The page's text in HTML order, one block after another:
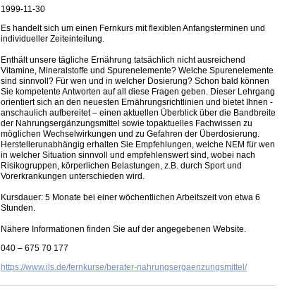
1999-11-30
Es handelt sich um einen Fernkurs mit flexiblen Anfangsterminen und
individueller Zeiteinteilung.
Enthält unsere tägliche Ernährung tatsächlich nicht ausreichend
Vitamine, Mineralstoffe und Spurenelemente? Welche Spurenelemente
sind sinnvoll? Für wen und in welcher Dosierung? Schon bald können
Sie kompetente Antworten auf all diese Fragen geben. Dieser Lehrgang
orientiert sich an den neuesten Ernährungsrichtlinien und bietet Ihnen -
anschaulich aufbereitet – einen aktuellen Überblick über die Bandbreite
der Nahrungsergänzungsmittel sowie topaktuelles Fachwissen zu
möglichen Wechselwirkungen und zu Gefahren der Überdosierung.
Herstellerunabhängig erhalten Sie Empfehlungen, welche NEM für wen
in welcher Situation sinnvoll und empfehlenswert sind, wobei nach
Risikogruppen, körperlichen Belastungen, z.B. durch Sport und
Vorerkrankungen unterschieden wird.
Kursdauer: 5 Monate bei einer wöchentlichen Arbeitszeit von etwa 6
Stunden.
Nähere Informationen finden Sie auf der angegebenen Website.
040 – 675 70 177
https://www.ils.de/fernkurse/berater-nahrungsergaenzungsmittel/